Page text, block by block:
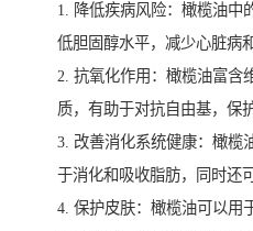
1. 降低疾病风险：橄榄油中
低胆固醇水平，减少心脏病
2. 抗氧化作用：橄榄油富含
质，有助于对抗自由基，保
3. 改善消化系统健康：橄榄
于消化和吸收脂肪，同时还
4. 保护皮肤：橄榄油可以用